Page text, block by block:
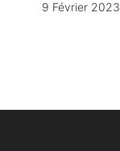
9 Février 2023